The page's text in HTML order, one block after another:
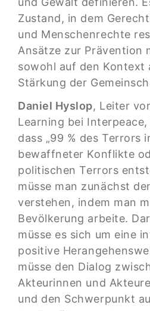
Zustand, in dem
und Menschenrechte
Ansätze zur Prävention
sowohl auf den Kontext
Stärkung der
Daniel Hyslop, Leiter
Learning bei
dass „99 % des Terrors
bewaffneter Konflikte
politischen Terrors
müsse man zunächst
verstehen, indem man
Bevölkerung arbeite.
müsse es sich um eine
positive
müsse den Dialog
Akteurinnen und
und den Schwerpunkt